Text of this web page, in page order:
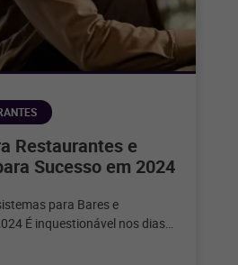
Restaurantes e
Sucesso em 2024
para Bares e
É inquestionável nos dias